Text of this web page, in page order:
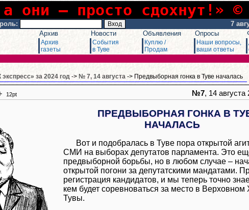
они – просто сдохнут!» ©
7
Архив
Архив
газеты
Новости
События
в Туве
Объявления
Куплю /
Продам
Опросы
Наши вопросы,
ваши ответы
за 2024 год -> № 7, 14 августа -> Предвыборная гонка в Туве началась
12pt №7, 14 августа
ПРЕДВЫБОРНАЯ ГОНКА В
НАЧАЛАСЬ
Вот и подобралась в Туве пора открытой
СМИ на выборах депутатов парламента. Это
предвыборной борьбы, но в любом случае –
открытой погони за депутатскими мандатами.
регистрация кандидатов, и мы теперь точно
кем будет соревноваться за место в Верховном
Тувы.